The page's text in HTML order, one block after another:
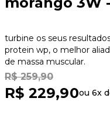
turbine os seus
protein wp, o melhor
de massa muscular.
R$ 259,90
R$ 229,90ou 6x